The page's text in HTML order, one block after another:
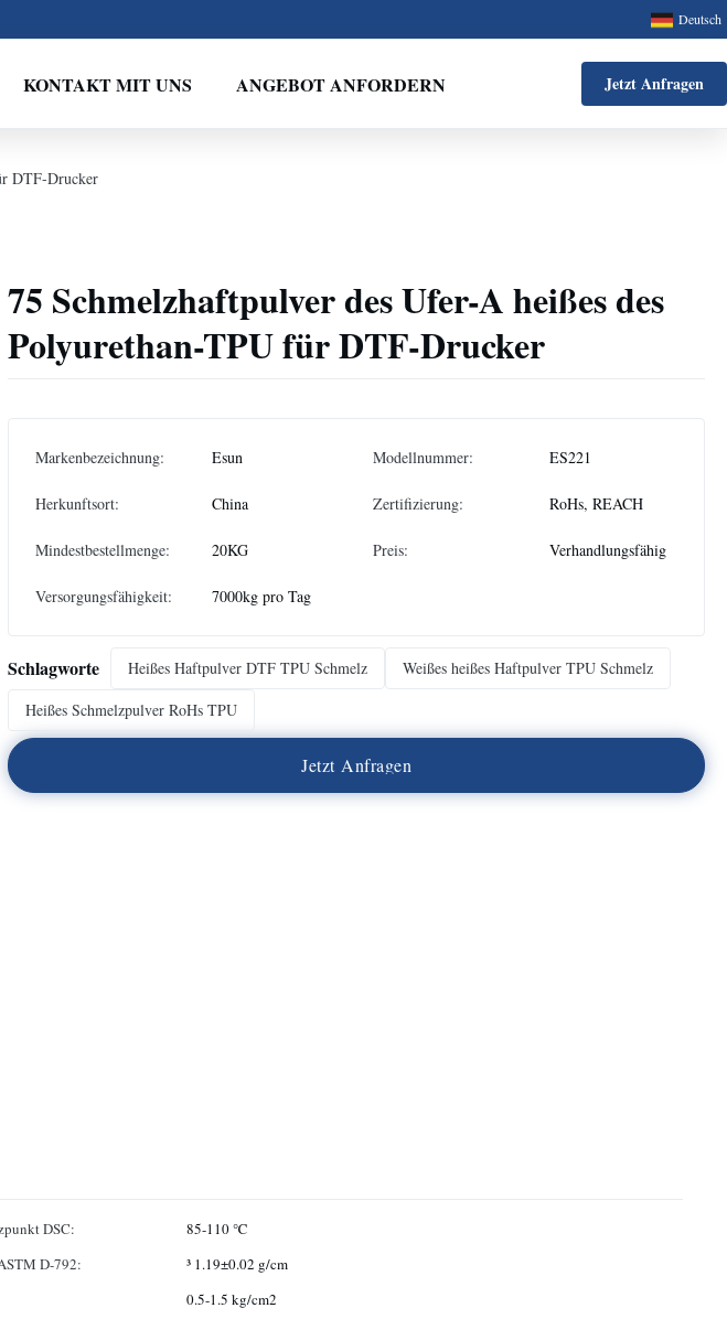
Deutsch
KONTAKT MIT UNS ANGEBOT ANFORDERN Jetzt Anfragen
DTF-Drucker
75 Schmelzhaftpulver des Ufer-A heißes des
Polyurethan-TPU für DTF-Drucker
Markenbezeichnung: Esun Modellnummer: ES221
Herkunftsort: China Zertifizierung: RoHs, REACH
Mindestbestellmenge: 20KG Preis: Verhandlungsfähig
Versorgungsfähigkeit: 7000kg pro Tag
Schlagworte Heißes Haftpulver DTF TPU Schmelz
Weißes heißes Haftpulver TPU Schmelz
Heißes Schmelzpulver RoHs TPU
Jetzt Anfragen
Schmelzpunkt DSC:
85-110 ℃
D-792:
³ 1.19±0.02 g/cm
0.5-1.5 kg/cm2